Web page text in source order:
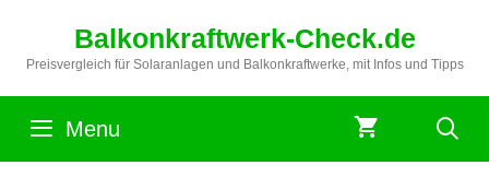
springen
Balkonkraftwerk-Check.de
Preisvergleich für Solaranlagen und Balkonkraftwerke, mit Infos und Tipps
Menu